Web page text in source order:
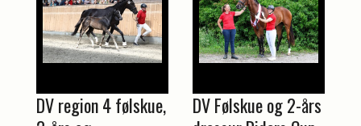
DV region 4 følskue,
DV Følskue og 2-års